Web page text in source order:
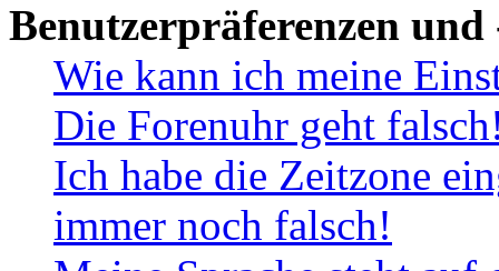
Benutzerpräferenzen und
Wie kann ich meine
Die Forenuhr geht
Ich habe die Zeitzone
immer noch falsch!